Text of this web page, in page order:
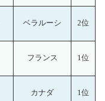
ベラルーシ 2位
フランス 1位
カナダ 1位